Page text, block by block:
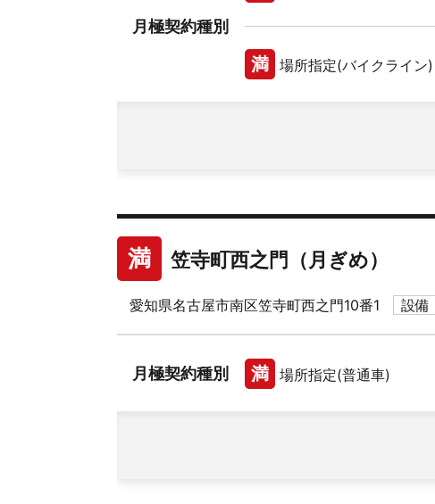
月極契約種別
満 場所指定(バイクライン)
満 笠寺町西之門（月ぎめ）
愛知県名古屋市南区笠寺町西之門10番1 設備
月極契約種別 満 場所指定(普通車)